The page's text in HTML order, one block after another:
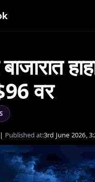
बाजारात
वर
| Published at:3rd June 2026,